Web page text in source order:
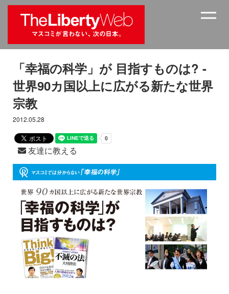
「幸福の科学」が 目指すものは? -
世界90カ国以上に広がる新たな世界
宗教
2012.05.28
友達に教える